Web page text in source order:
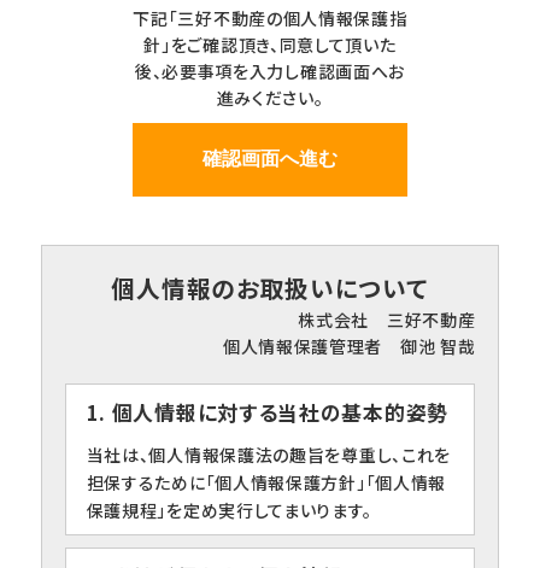
下記「三好不動産の個人情報保護指
針」をご確認頂き、同意して頂いた
後、必要事項を入力し確認画面へお
進みください。
個人情報のお取扱いについて
株式会社 三好不動産
個人情報保護管理者 御池 智哉
1. 個人情報に対する当社の基本的姿勢
当社は、個人情報保護法の趣旨を尊重し、これを
担保するために「個人情報保護方針」「個人情報
保護規程」を定め実行してまいります。